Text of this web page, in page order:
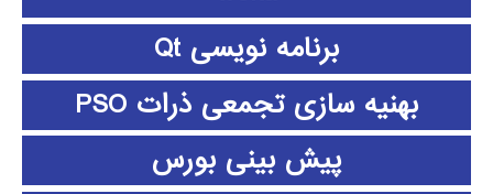
برنامه نویسی Qt
بهنیه سازی تجمعی ذرات PSO
پیش بینی بورس